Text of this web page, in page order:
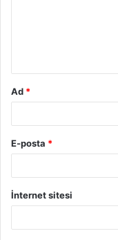
Ad *
E-posta *
İnternet sitesi